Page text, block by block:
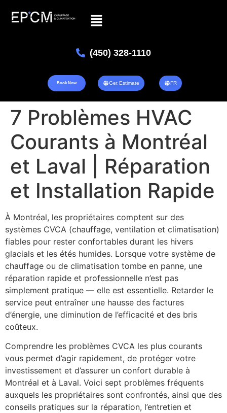
(450) 328-1110
Book Now Get Estimate FR
7 Problèmes HVAC
Courants à Montréal
et Laval | Réparation
et Installation Rapide
À Montréal, les propriétaires comptent sur des
systèmes CVCA (chauffage, ventilation et climatisation)
fiables pour rester confortables durant les hivers
glacials et les étés humides. Lorsque votre système de
chauffage ou de climatisation tombe en panne, une
réparation rapide et professionnelle n’est pas
simplement pratique — elle est essentielle. Retarder le
service peut entraîner une hausse des factures
d’énergie, une diminution de l’efficacité et des bris
coûteux.
Comprendre les problèmes CVCA les plus courants
vous permet d’agir rapidement, de protéger votre
investissement et d’assurer un confort durable à
Montréal et à Laval. Voici sept problèmes fréquents
auxquels les propriétaires sont confrontés, ainsi que des
conseils pratiques sur la réparation, l’entretien et